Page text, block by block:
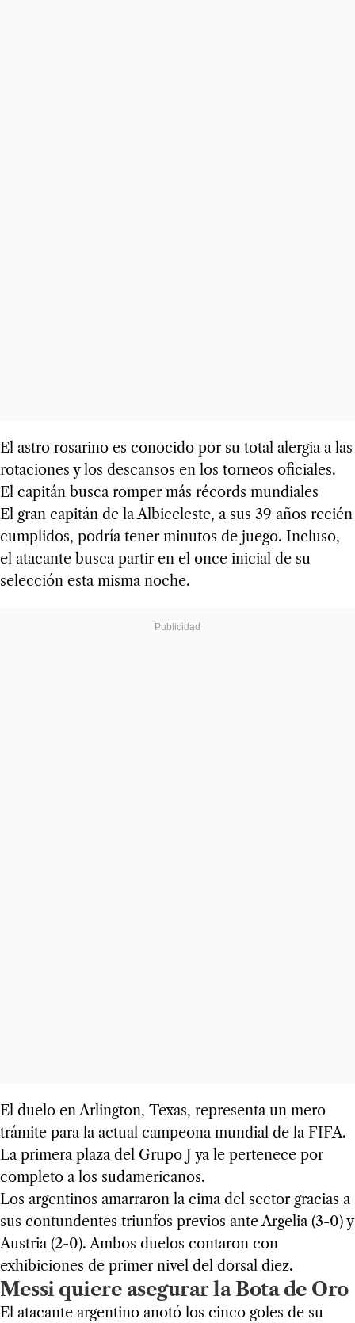
El astro rosarino es conocido por su total alergia a las
rotaciones y los descansos en los torneos oficiales.
El capitán busca romper más récords mundiales
El gran capitán de la Albiceleste, a sus 39 años recién
cumplidos, podría tener minutos de juego. Incluso,
el atacante busca partir en el once inicial de su
selección esta misma noche.
El duelo en Arlington, Texas, representa un mero
trámite para la actual campeona mundial de la FIFA.
La primera plaza del Grupo J ya le pertenece por
completo a los sudamericanos.
Los argentinos amarraron la cima del sector gracias a
sus contundentes triunfos previos ante Argelia (3-0) y
Austria (2-0). Ambos duelos contaron con
exhibiciones de primer nivel del dorsal diez.
Messi quiere asegurar la Bota de Oro
El atacante argentino anotó los cinco goles de su